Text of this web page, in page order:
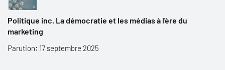
Politique inc. La démocratie et les médias à l'ère du
marketing
Parution: 17 septembre 2025